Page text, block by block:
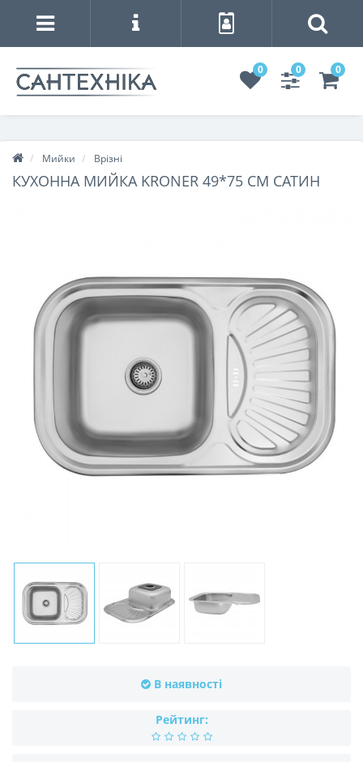
0 0 0
Мийки Врізні
КУХОННА МИЙКА KRONER 49*75 СМ САТИН
В наявності
Рейтинг: